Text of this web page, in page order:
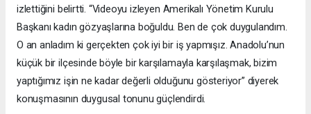
izlettiğini belirtti. “Videoyu izleyen Amerikalı Yönetim Kurulu
Başkanı kadın gözyaşlarına boğuldu. Ben de çok duygulandım.
O an anladım ki gerçekten çok iyi bir iş yapmışız. Anadolu’nun
küçük bir ilçesinde böyle bir karşılamayla karşılaşmak, bizim
yaptığımız işin ne kadar değerli olduğunu gösteriyor” diyerek
konuşmasının duygusal tonunu güçlendirdi.